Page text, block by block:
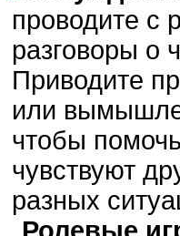
проводите с
разговоры о
Приводите
или
чтобы
чувствуют
разных